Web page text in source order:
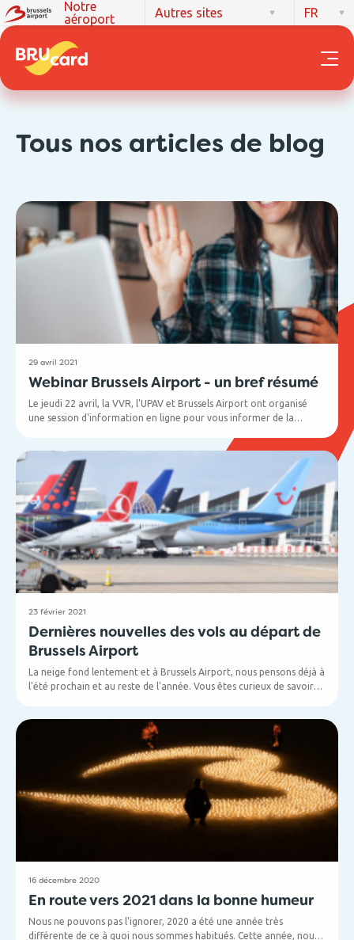
Notre
aéroport
Autres sites FR
Tous nos articles de blog
29 avril 2021
Webinar Brussels Airport - un bref résumé
Le jeudi 22 avril, la VVR, l'UPAV et Brussels Airport ont organisé
une session d'information en ligne pour vous informer de la
attendons pour les prochains mois. Vous n'avez pas pu y assister
mais vous êtes toujours curieux ? Vous trouverez ci-dessous un
résumé des sujets les plus importants.
23 février 2021
Dernières nouvelles des vols au départ de
Brussels Airport
La neige fond lentement et à Brussels Airport, nous pensons déjà à
l'été prochain et au reste de l'année. Vous êtes curieux de savoir
année ? Nous serons heureux de vous le dire !
16 décembre 2020
En route vers 2021 dans la bonne humeur
Nous ne pouvons pas l'ignorer, 2020 a été une année très
différente de ce à quoi nous sommes habitués. Cette année, nous